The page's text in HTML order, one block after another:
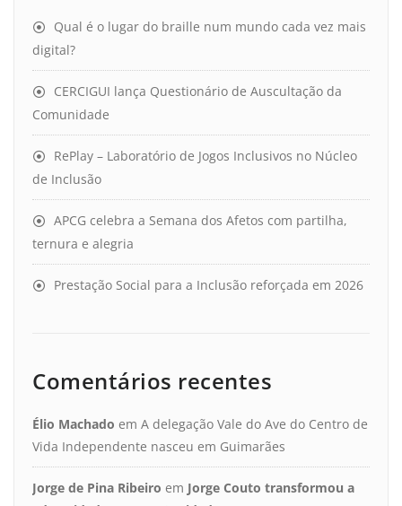
Qual é o lugar do braille num mundo cada vez mais
digital?
CERCIGUI lança Questionário de Auscultação da
Comunidade
RePlay – Laboratório de Jogos Inclusivos no Núcleo
de Inclusão
APCG celebra a Semana dos Afetos com partilha,
ternura e alegria
Prestação Social para a Inclusão reforçada em 2026
Comentários recentes
Élio Machado em A delegação Vale do Ave do Centro de
Vida Independente nasceu em Guimarães
Jorge de Pina Ribeiro em Jorge Couto transformou a